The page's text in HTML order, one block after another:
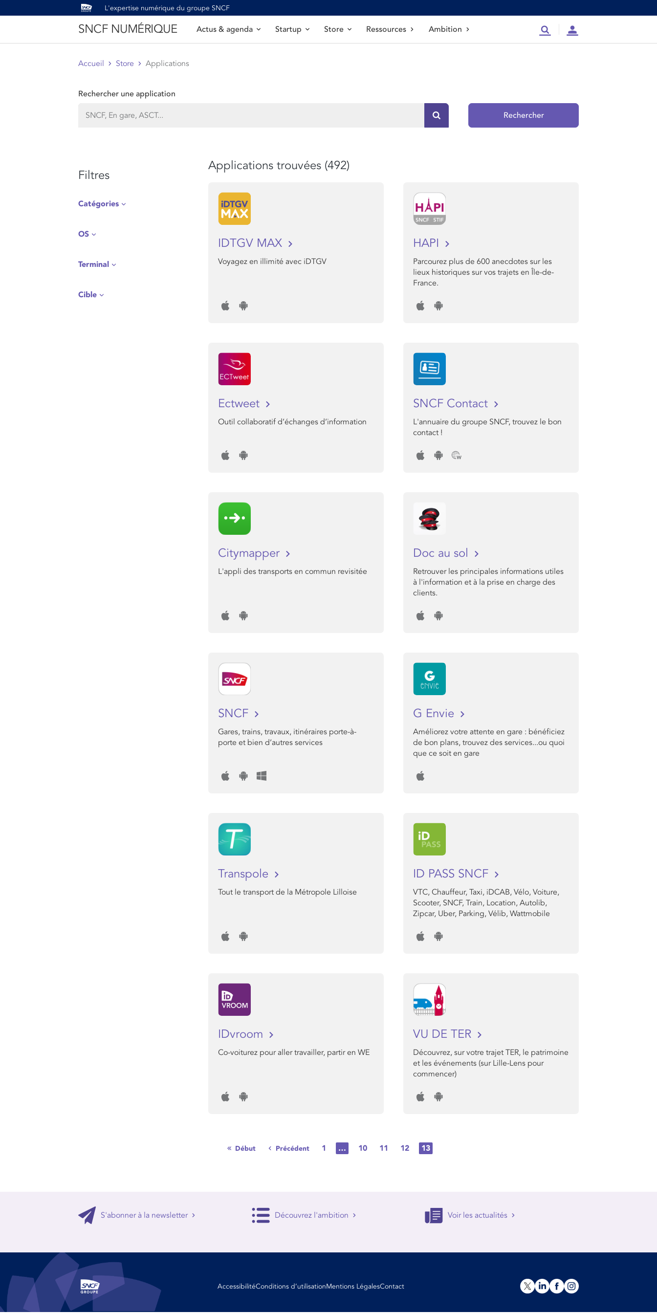
L'expertise numérique du groupe SNCF
SNCF NUMÉRIQUE Actus & agenda Startup Store Ressources Ambition RechercheCompte
Accueil Store Applications
Rechercher une application
Rechercher sur le site
Rechercher
Filtres
Catégories
OS
Terminal
Cible
Applications trouvées (492)
IDTGV MAX
Voyagez en illimité avec iDTGV
HAPI
Parcourez plus de 600 anecdotes sur les
lieux historiques sur vos trajets en Île-de-
France.
Ectweet
Outil collaboratif d’échanges d’information
SNCF Contact
L'annuaire du groupe SNCF, trouvez le bon
contact !
Citymapper
L'appli des transports en commun revisitée
Doc au sol
Retrouver les principales informations utiles
à l'information et à la prise en charge des
clients.
SNCF
Gares, trains, travaux, itinéraires porte-à-
porte et bien d’autres services
G Envie
Améliorez votre attente en gare : bénéficiez
de bon plans, trouvez des services...ou quoi
que ce soit en gare
Transpole
Tout le transport de la Métropole Lilloise
ID PASS SNCF
VTC, Chauffeur, Taxi, iDCAB, Vélo, Voiture,
Scooter, SNCF, Train, Location, Autolib,
Zipcar, Uber, Parking, Vélib, Wattmobile
IDvroom
Co-voiturez pour aller travailler, partir en WE
VU DE TER
Découvrez, sur votre trajet TER, le patrimoine
et les événements (sur Lille-Lens pour
commencer)
Début Précédent 1 … 10 11 12 13
S'abonner à la newsletter Découvrez l'ambition Voir les actualités
AccessibilitéConditions d’utilisationMentions LégalesContact